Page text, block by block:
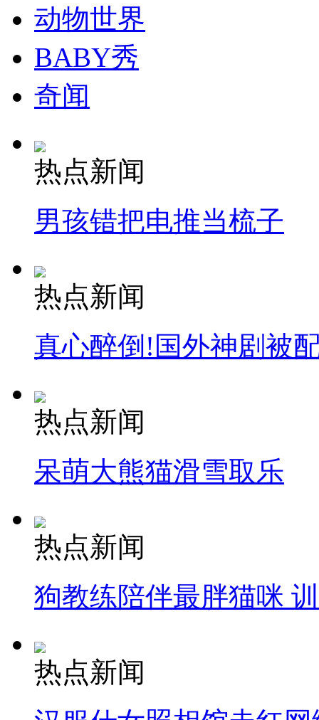
纽约上演“枕头大战”
司机酒驾遇交警 急速倒车逃窜
动物世界
BABY秀
奇闻
热点新闻
男孩错把电推当梳子
热点新闻
真心醉倒!国外神剧被
热点新闻
呆萌大熊猫滑雪取乐
热点新闻
狗教练陪伴最胖猫咪
热点新闻